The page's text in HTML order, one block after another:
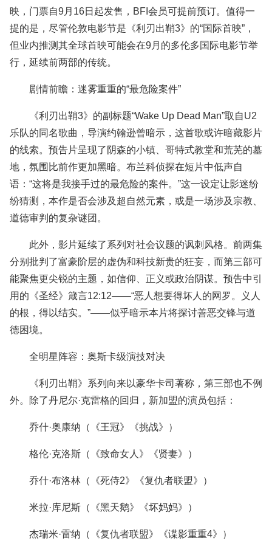
映，门票自9月16日起发售，BFI会员可提前预订。值得一
提的是，尽管伦敦电影节是《利刃出鞘3》的“国际首映”，
但业内推测其全球首映可能会在9月的多伦多国际电影节举
行，延续前两部的传统。
剧情前瞻：迷雾重重的“最危险案件”
《利刃出鞘3》的副标题“Wake Up Dead Man”取自U2
乐队的同名歌曲，导演约翰逊曾暗示，这首歌或许暗藏影片
的线索。预告片呈现了阴森的小镇、哥特式教堂和荒芜的墓
地，氛围比前作更加黑暗。布兰科侦探在短片中低声自
语：“这将是我接手过的最危险的案件。”这一设定让影迷纷
纷猜测，本作是否会涉及超自然元素，或是一场涉及宗教、
道德审判的复杂谜团。
此外，影片延续了系列对社会议题的讽刺风格。前两集
分别批判了富豪阶层的虚伪和科技新贵的狂妄，而第三部可
能聚焦更尖锐的主题，如信仰、正义或政治阴谋。预告中引
用的《圣经》箴言12:12——“恶人想要得坏人的网罗。义人
的根，得以结实。”——似乎暗示本片将探讨善恶交锋与道
德困境。
全明星阵容：奥斯卡级演技对决
《利刃出鞘》系列向来以豪华卡司著称，第三部也不例
外。除了丹尼尔·克雷格的回归，新加盟的演员包括：
乔什·奥康纳（《王冠》《挑战》）
格伦·克洛斯（《致命女人》《贤妻》）
乔什·布洛林（《死侍2》《复仇者联盟》）
米拉·库尼斯（《黑天鹅》《坏妈妈》）
杰瑞米·雷纳（《复仇者联盟》《谍影重重4》）